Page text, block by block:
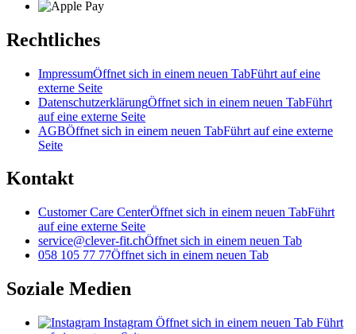
Rechtliches
ImpressumÖffnet sich in einem neuen TabFührt auf eine
externe Seite
DatenschutzerklärungÖffnet sich in einem neuen TabFührt
auf eine externe Seite
AGBÖffnet sich in einem neuen TabFührt auf eine externe
Seite
Kontakt
Customer Care CenterÖffnet sich in einem neuen TabFührt
auf eine externe Seite
service@clever-fit.chÖffnet sich in einem neuen Tab
058 105 77 77Öffnet sich in einem neuen Tab
Soziale Medien
Instagram Öffnet sich in einem neuen Tab Führt